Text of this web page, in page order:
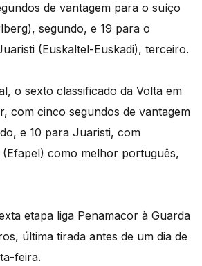
de vantagem para o suíço
segundo, e 19 para o
(Euskaltel-Euskadi), terceiro.
o sexto classificado da Volta em
com cinco segundos de vantagem
e 10 para Juaristi, com
(Efapel) como melhor português,
etapa liga Penamacor à Guarda
última tirada antes de um dia de
feira.